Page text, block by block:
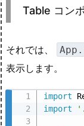
Table コン
それでは、
表示します。
import
import